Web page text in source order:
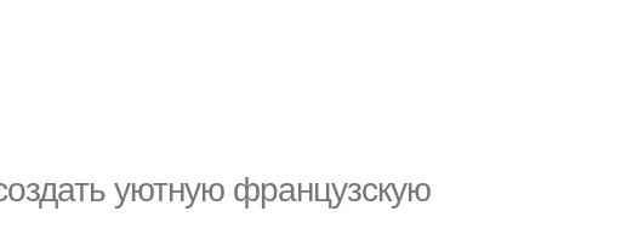
уютную французскую